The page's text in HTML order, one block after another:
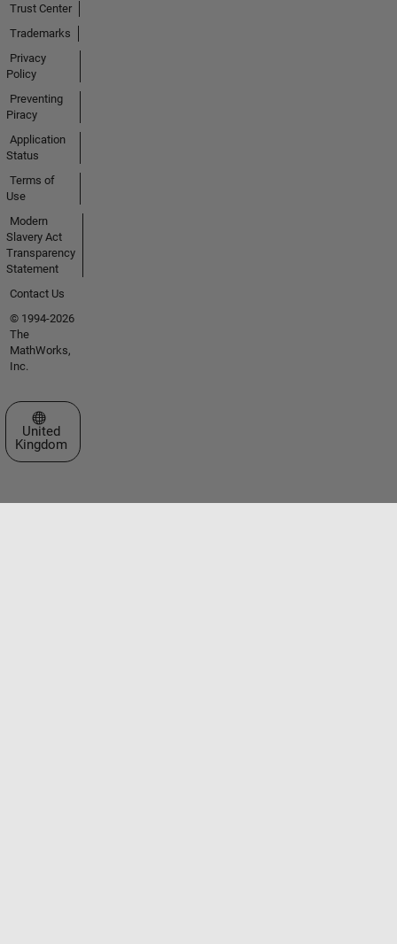
Trust Center
Trademarks
Privacy
Policy
Preventing
Piracy
Application
Status
Terms of
Use
Modern
Slavery Act
Transparency
Statement
Contact Us
© 1994-2026
The
MathWorks,
Inc.
Select a Web Site
United
Kingdom